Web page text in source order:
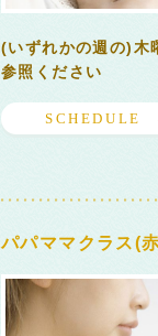
(いずれかの週の)
参照ください
SCHEDULE
パパママクラス(